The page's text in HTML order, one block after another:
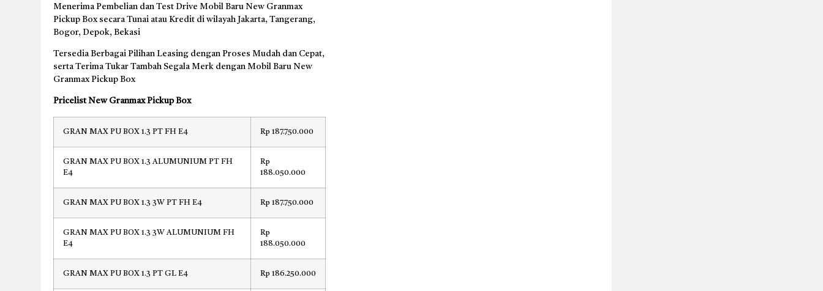
Menerima Pembelian dan Test Drive Mobil Baru New Granmax
Pickup Box secara Tunai atau Kredit di wilayah Jakarta, Tangerang,
Bogor, Depok, Bekasi
Tersedia Berbagai Pilihan Leasing dengan Proses Mudah dan Cepat,
serta Terima Tukar Tambah Segala Merk dengan Mobil Baru New
Granmax Pickup Box
Pricelist New Granmax Pickup Box
GRAN MAX PU BOX 1.3 PT FH E4 Rp 187.750.000
GRAN MAX PU BOX 1.3 ALUMUNIUM PT FH
E4
Rp
188.050.000
GRAN MAX PU BOX 1.3 3W PT FH E4 Rp 187.750.000
GRAN MAX PU BOX 1.3 3W ALUMUNIUM FH
E4
Rp
188.050.000
GRAN MAX PU BOX 1.3 PT GL E4 Rp 186.250.000